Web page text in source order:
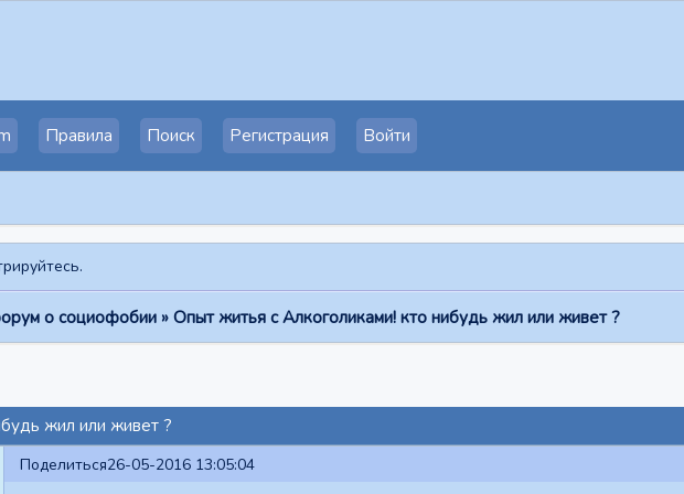
Правила Поиск Регистрация Войти
.
о социофобии » Опыт житья с Алкоголиками! кто нибудь жил или живет ?
жил или живет ?
Поделиться26-05-2016 13:05:04